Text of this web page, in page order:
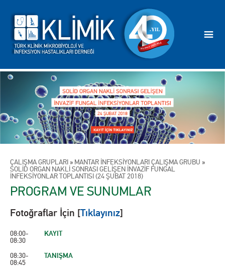
ÇALIŞMA GRUPLARI » MANTAR İNFEKSİYONLARI ÇALIŞMA GRUBU »
SOLİD ORGAN NAKLİ SONRASI GELİŞEN İNVAZİF FUNGAL
İNFEKSİYONLAR TOPLANTISI (24 ŞUBAT 2018)
PROGRAM VE SUNUMLAR
Fotoğraflar İçin [Tıklayınız]
08:00-
08:30
KAYIT
08:30-
08:45
TANIŞMA